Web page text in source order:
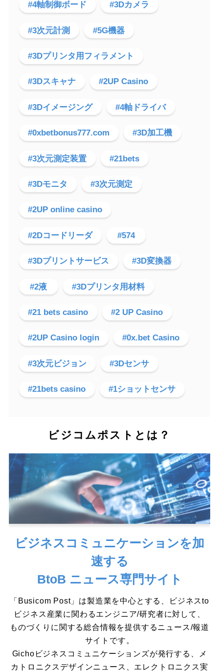
#4軸制御ボード #3Dカメラ
#3次元計測 #5G機器
#3Dプリンタ用フィラメント
#3Dスキャナ #2UP Casino
#3Dイメージング #4軸ドライバ
#0xbetbonus777.com #3D加工機
#3次元測定装置 #21bets
#3Dモニタ #3次元測定
#2UP online casino
#2Dコードリーダ #574
#3Dプリントサービス #3D変換器
#2液 #3Dプリンタ用材料
#21 bets casino #2 UP Casino
#2UP Casino login #0x.bet Casino
#3次元ビジョン #3Dセンサ
#21bets casino #1ショットセンサ
ビジコムポストとは？
ビジネスコミュニケーションを加
速する
BtoB ニュース専門サイト
「Busicom Post」は製造業を中心とする、ビジネスto
ビジネス産業に関わるエンジニア/研究者に対して、
ものづくりに関する総合情報を提供するニュース/報道
サイトです。
Gichoビジネスコミュニケーションズが発行する、メ
カトロニクスデザインニュース、エレクトロニクス実